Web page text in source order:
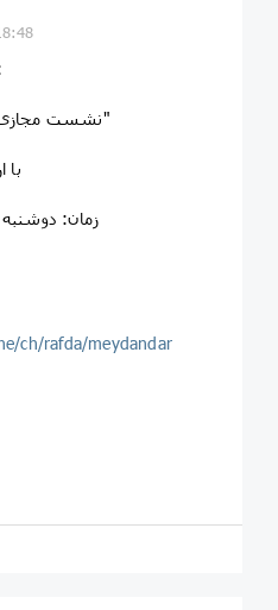
⭕ نشست مجازی "شبکه سازی انتخاباتی"
زمان: دوشنبه ۷ اسفند ۱۴۰۲ ، ساعت ۱۶
ch/rafda/meydandar